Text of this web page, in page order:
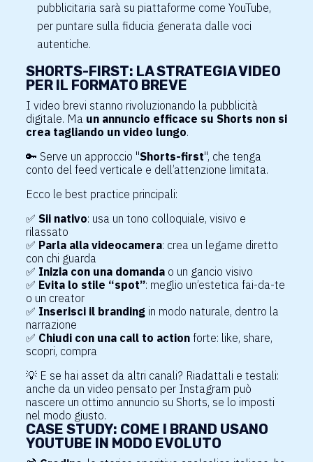
pubblicitaria sarà su piattaforme come YouTube,
per puntare sulla fiducia generata dalle voci
autentiche.
SHORTS-FIRST: LA STRATEGIA VIDEO
PER IL FORMATO BREVE
I video brevi stanno rivoluzionando la pubblicità
digitale. Ma un annuncio efficace su Shorts non si
crea tagliando un video lungo.
🔑 Serve un approccio "Shorts-first", che tenga
conto del feed verticale e dell’attenzione limitata.
Ecco le best practice principali:
✅ Sii nativo: usa un tono colloquiale, visivo e
rilassato
✅ Parla alla videocamera: crea un legame diretto
con chi guarda
✅ Inizia con una domandao un gancio visivo
✅ Evita lo stile “spot”: meglio un’estetica fai-da-te
o un creator
✅ Inserisci il brandingin modo naturale, dentro la
narrazione
✅ Chiudi con una call to actionforte: like, share,
scopri, compra
💡 E se hai asset da altri canali? Riadattali e testali:
anche da un video pensato per Instagram può
nascere un ottimo annuncio su Shorts, se lo imposti
nel modo giusto.
CASE STUDY: COME I BRAND USANO
YOUTUBE IN MODO EVOLUTO